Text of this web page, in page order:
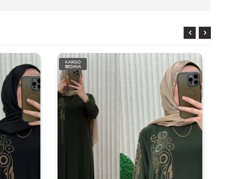
KARGO
BEDAVA